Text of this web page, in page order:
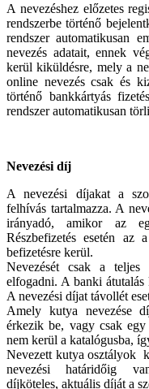
A nevezéshez előzetes
rendszerbe történő
rendszer automatikusan
nevezés adatait, ennek
kerül kiküldésre, mely a
online nevezés csak és
történő bankkártyás
rendszer automatikusan
Nevezési díj
A nevezési díjakat a
felhívás tartalmazza. A
irányadó, amikor az
Részbefizetés esetén az
befizetésre kerül.
Nevezését csak a teljes
elfogadni. A banki
A nevezési díjat távollét
Amely kutya nevezése
érkezik be, vagy csak egy
nem kerül a katalógusba,
Nevezett kutya osztályok
nevezési határidőig
díjköteles, aktuális díját a